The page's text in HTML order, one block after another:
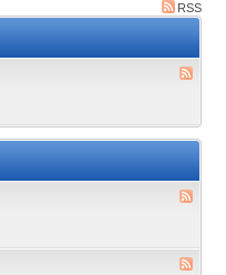
RSS